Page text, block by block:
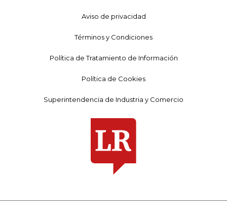
Aviso de privacidad
Términos y Condiciones
Política de Tratamiento de Información
Política de Cookies
Superintendencia de Industria y Comercio